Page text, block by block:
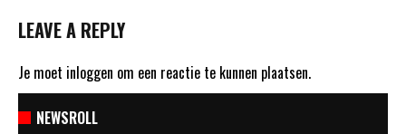
LEAVE A REPLY
Je moet inloggen om een reactie te kunnen plaatsen.
NEWSROLL